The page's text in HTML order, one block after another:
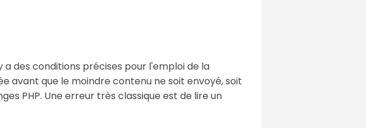
des conditions précises pour l'emploi de la
avant que le moindre contenu ne soit envoyé, soit
PHP. Une erreur très classique est de lire un